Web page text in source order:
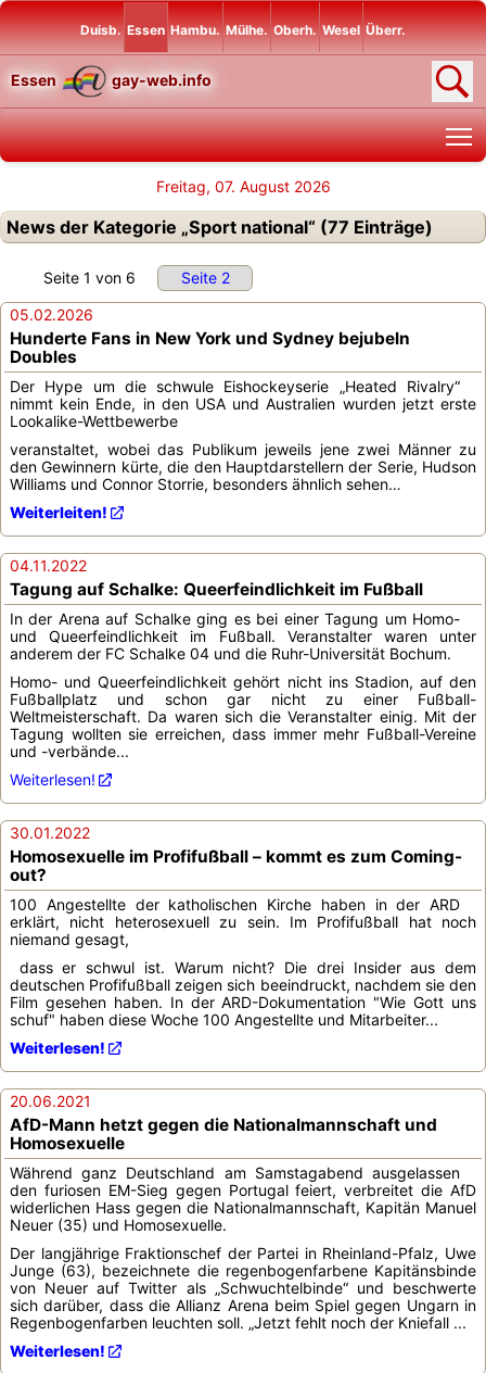
Duisb. Essen Hambu. Mülhe. Oberh. Wesel Überr.
Essen gay-web.info
Freitag, 07. August 2026
News der Kategorie „Sport national“ (77 Einträge)
Seite 1 von 6
Seite 2
05.02.2026
Hunderte Fans in New York und Sydney bejubeln
Doubles
Der Hype um die schwule Eishockeyserie „Heated Rivalry“
nimmt kein Ende, in den USA und Australien wurden jetzt erste
Lookalike-Wettbewerbe
veranstaltet, wobei das Publikum jeweils jene zwei Männer zu
den Gewinnern kürte, die den Hauptdarstellern der Serie, Hudson
Williams und Connor Storrie, besonders ähnlich sehen…
Weiterleiten!
04.11.2022
Tagung auf Schalke: Queerfeindlichkeit im Fußball
In der Arena auf Schalke ging es bei einer Tagung um Homo-
und Queerfeindlichkeit im Fußball. Veranstalter waren unter
anderem der FC Schalke 04 und die Ruhr-Universität Bochum.
Homo- und Queerfeindlichkeit gehört nicht ins Stadion, auf den
Fußballplatz und schon gar nicht zu einer Fußball-
Weltmeisterschaft. Da waren sich die Veranstalter einig. Mit der
Tagung wollten sie erreichen, dass immer mehr Fußball-Vereine
und -verbände...
Weiterlesen!
30.01.2022
Homosexuelle im Profifußball – kommt es zum Coming-
out?
100 Angestellte der katholischen Kirche haben in der ARD
erklärt, nicht heterosexuell zu sein. Im Profifußball hat noch
niemand gesagt,
dass er schwul ist. Warum nicht? Die drei Insider aus dem
deutschen Profifußball zeigen sich beeindruckt, nachdem sie den
Film gesehen haben. In der ARD-Dokumentation "Wie Gott uns
schuf" haben diese Woche 100 Angestellte und Mitarbeiter...
Weiterlesen!
20.06.2021
AfD-Mann hetzt gegen die Nationalmannschaft und
Homosexuelle
Während ganz Deutschland am Samstagabend ausgelassen
den furiosen EM-Sieg gegen Portugal feiert, verbreitet die AfD
widerlichen Hass gegen die Nationalmannschaft, Kapitän Manuel
Neuer (35) und Homosexuelle.
Der langjährige Fraktionschef der Partei in Rheinland-Pfalz, Uwe
Junge (63), bezeichnete die regenbogenfarbene Kapitänsbinde
von Neuer auf Twitter als „Schwuchtelbinde“ und beschwerte
sich darüber, dass die Allianz Arena beim Spiel gegen Ungarn in
Regenbogenfarben leuchten soll. „Jetzt fehlt noch der Kniefall ...
Weiterlesen!